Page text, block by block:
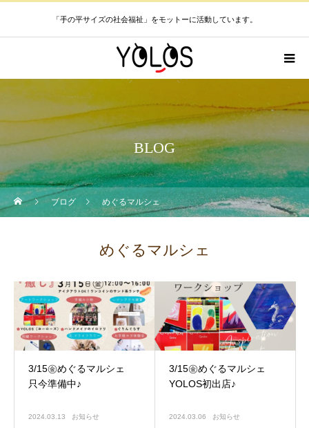
「手の平サイズの社会福祉」をモットーに活動しています。
BLOG
ブログ めぐるマルシェ
めぐるマルシェ
3/15㊎めぐるマルシェ
只今準備中♪
2024.03.13 お知らせ
3/15㊎めぐるマルシェ
YOLOS初出店♪
2024.03.06 お知らせ